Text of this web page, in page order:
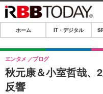
ホーム
IT・デジタル
IT・デジタルTOP
SPEED TEST
ホーム IT・デジタル
秋元康＆小室哲哉、
反響
エンタメ ブログ